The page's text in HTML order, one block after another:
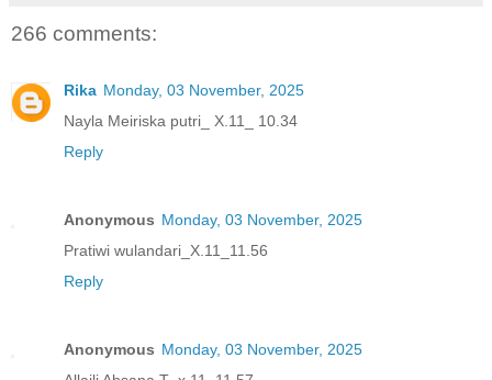
266 comments:
Rika Monday, 03 November, 2025
Nayla Meiriska putri_ X.11_ 10.34
Reply
Anonymous Monday, 03 November, 2025
Pratiwi wulandari_X.11_11.56
Reply
Anonymous Monday, 03 November, 2025